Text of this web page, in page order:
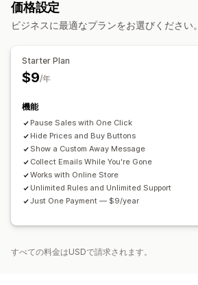
アクション
価格設定
ビジネスに最適なプランをお選びください。
Starter Plan
$9/年
機能
Pause Sales with One Click
Hide Prices and Buy Buttons
Show a Custom Away Message
Collect Emails While You're Gone
Works with Online Store
Unlimited Rules and Unlimited Support
Just One Payment — $9/year
すべての料金はUSDで請求されます。